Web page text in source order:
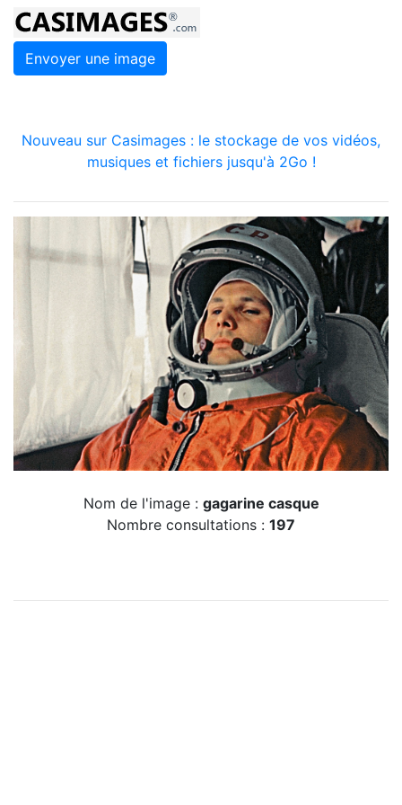
Envoyer une image
Nouveau sur Casimages : le stockage de vos vidéos,
musiques et fichiers jusqu'à 2Go !
Nom de l'image : gagarine casque
Nombre consultations : 197